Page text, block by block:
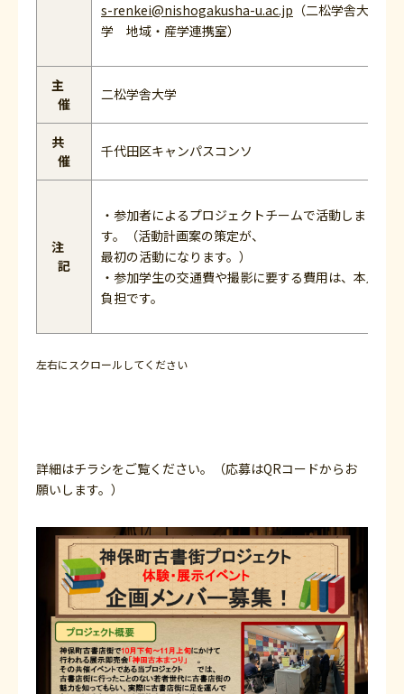
s-renkei@nishogakusha-u.ac.jp （二松学舎大
学 地域・産学連携室）
主
催
二松学舎大学
共
催
千代田区キャンパスコンソ
注
記
・参加者によるプロジェクトチームで活動しま
す。（活動計画案の策定が、
最初の活動になります。）
・参加学生の交通費や撮影に要する費用は、本人
負担です。
左右にスクロールしてください
詳細はチラシをご覧ください。（応募はQRコードからお
願いします。）